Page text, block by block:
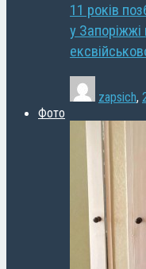
11 років
у
zapsich,
Фото